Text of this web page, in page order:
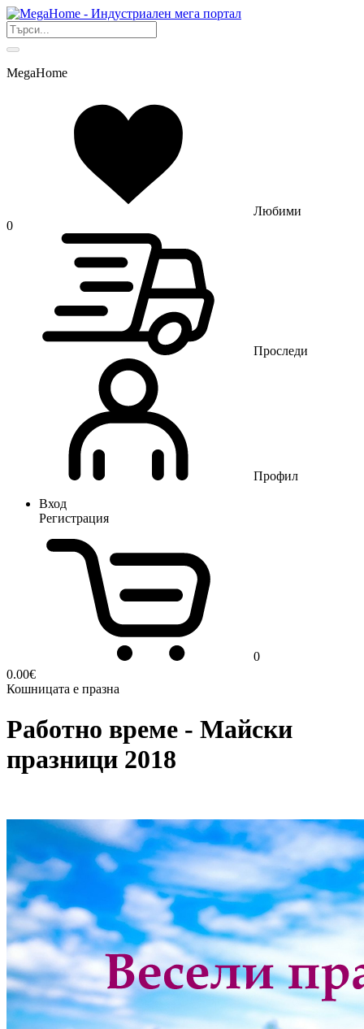
MegaHome
Любими
0
Проследи
Профил
Вход
Регистрация
0
0.00€
Кошницата е празна
Работно време - Майски
празници 2018